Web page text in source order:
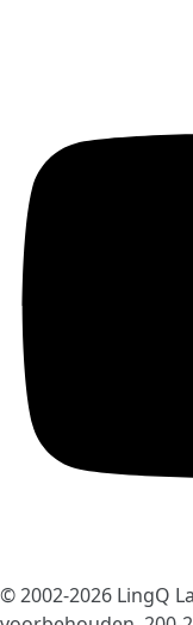
© 2002-2026 LingQ